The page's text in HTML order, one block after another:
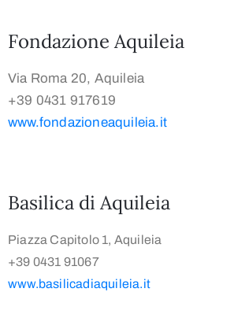
Fondazione Aquileia
Via Roma 20, Aquileia
+39 0431 917619
www.fondazioneaquileia.it
Basilica di Aquileia
Piazza Capitolo 1, Aquileia
+39 0431 91067
www.basilicadiaquileia.it